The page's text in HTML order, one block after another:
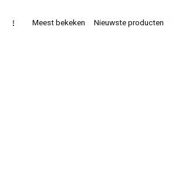
Meest bekeken Nieuwste producten